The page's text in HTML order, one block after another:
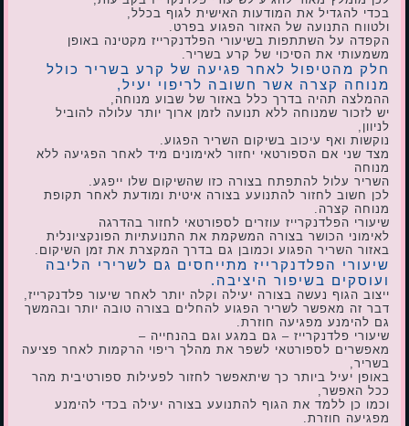
בכדי להגדיל את המודעות האישית לגוף בכלל,
ולטווח התנועה של האזור הפגוע בפרט.
הקפדה על השתתפות בשיעורי הפלדנקרייז מקטינה באופן
משמעותי את הסיכוי של קרע בשריר.
חלק מהטיפול לאחר פגיעה של קרע בשריר כולל
מנוחה קצרה אשר חשובה לריפוי יעיל,
ההמלצה תהיה בדרך כלל באזור של שבוע מנוחה,
יש לזכור שמנוחה ללא תנועה לזמן ארוך יותר עלולה להוביל
לניוון,
נוקשות ואף עיכוב בשיקום השריר הפגוע.
מצד שני אם הספורטאי יחזור לאימונים מיד לאחר הפגיעה ללא
מנוחה
השריר עלול להתפתח בצורה כזו שהשיקום שלו ייפגע.
לכן חשוב לחזור להתנועע בצורה איטית ומודעת לאחר תקופת
מנוחה קצרה.
שיעורי הפלדנקרייז עוזרים לספורטאי לחזור בהדרגה
לאימוני הכושר בצורה המשקמת את התנועתיות הפונקציונלית
באזור השריר הפגוע וכמובן גם בדרך המקצרת את זמן השיקום.
שיעורי הפלדנקרייז מתייחסים גם לשרירי הליבה
ועוסקים בשיפור היציבה.
ייצוב הגוף נעשה בצורה יעילה וקלה יותר לאחר שיעור פלדנקרייז,
דבר זה מאפשר לשריר הפגוע להחלים בצורה טובה יותר ובהמשך
גם להימנע מפגיעה חוזרת.
שיעורי פלדנקרייז – גם במגע וגם בהנחייה –
מאפשרים לספורטאי לשפר את מהלך ריפוי הרקמות לאחר פציעה
בשריר,
באופן יעיל ביותר כך שיתאפשר לחזור לפעילות ספורטיבית מהר
ככל האפשר,
וכמו כן ללמד את הגוף להתנועע בצורה יעילה בכדי להימנע
מפגיעה חוזרת.